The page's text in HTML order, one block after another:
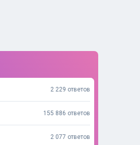
2 229 ответов
155 886 ответов
2 077 ответов